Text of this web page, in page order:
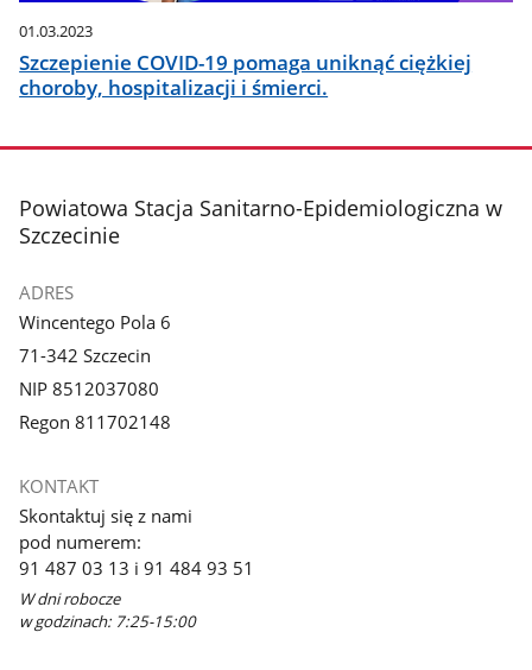
01.03.2023
Szczepienie COVID-19 pomaga uniknąć ciężkiej
choroby, hospitalizacji i śmierci.
stopka
Powiatowa Stacja Sanitarno-Epidemiologiczna w
Szczecinie
ADRES
Wincentego Pola 6
71-342 Szczecin
NIP 8512037080
Regon 811702148
KONTAKT
Skontaktuj się z nami
pod numerem:
91 487 03 13 i 91 484 93 51
W dni robocze
w godzinach: 7:25-15:00